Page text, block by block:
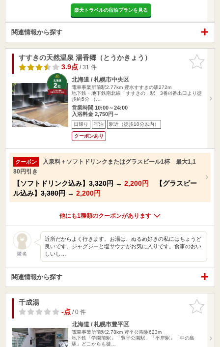
楽天トラベルの宿泊プランを見る
関連情報から探す
お気に入
りに追加
すすきの天然温泉 湯香郷（とうかきょう）
3.9点/ 31 件
北海道 / 札幌市中央区
電車事業所前駅2.77km 豊水すすきの駅272m
地下鉄・地下鉄南北線「すすきの」駅 3番/4番出口より徒
歩約5分 （…
営業時間 10:00～24:00
入浴料金 2,750円～
日帰り 宿泊 駅近（徒歩10分以内）
クーポンあり
クーポン
入泉料＋ソフトドリンクまたはグラスビール1杯 最大1,1
80円引き
【ソフトドリンク込み】 3,320円 → 2,200円
【グラスビー
ル込み】 3,380円 → 2,200円
他にも1種類のクーポンがあります
匿名
近所だからよく行きます。お湯は、ぬるめ好きの私にはちょうど
良いです。ジャグジーと塩サウナがお気に入りです。食事のおい
しいし…
関連情報から探す
お気に入
りに追加
千成湯
-点/ 0 件
北海道 / 札幌市豊平区
電車事業所前駅2.78km 豊平公園駅623m
地下鉄「学園前駅」「豊平公園駅」「平岸駅」「中の島
駅」どこからも徒…